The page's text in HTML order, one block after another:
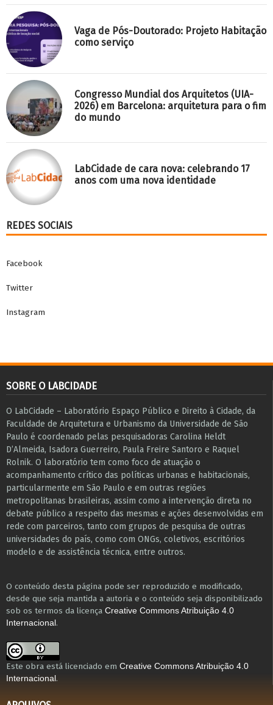
Vaga de Pós-Doutorado: Projeto Habitação
como serviço
Congresso Mundial dos Arquitetos (UIA-
2026) em Barcelona: arquitetura para o fim
do mundo
LabCidade de cara nova: celebrando 17
anos com uma nova identidade
REDES SOCIAIS
Facebook
Twitter
Instagram
SOBRE O LABCIDADE
O LabCidade – Laboratório Espaço Público e Direito à Cidade, da
Faculdade de Arquitetura e Urbanismo da Universidade de São
Paulo é coordenado pelas pesquisadoras Carolina Heldt
D’Almeida, Isadora Guerreiro, Paula Freire Santoro e Raquel
Rolnik. O laboratório tem como foco de atuação o
acompanhamento crítico das políticas urbanas e habitacionais,
particularmente em São Paulo e ​em outras regiões
metropolitanas brasileiras, assim como a intervenção direta no
debate público a respeito das mesmas e ações desenvolvidas em
r​e​de com parceiros, tanto com grupos de pesquisa ​de outras
universidades do país, como com ONGs, coletivos, escritórios
modelo e de assistência técnica​, entre outros​.
O conteúdo desta página pode ser reproduzido e modificado,
desde que seja mantida a autoria e o conteúdo seja disponibilizado
sob os termos da licença Creative Commons Atribuição 4.0
Internacional .
Este obra está licenciado em Creative Commons Atribuição 4.0
Internacional .